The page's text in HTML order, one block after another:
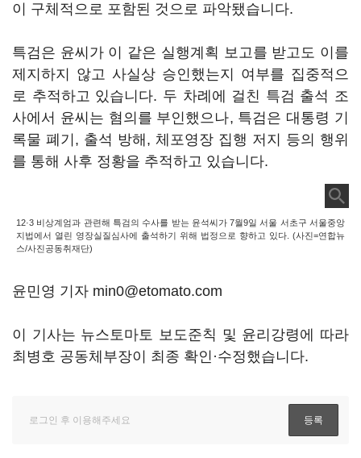
이 구체적으로 포함된 것으로 파악됐습니다.
특검은 윤씨가 이 같은 실행계획 보고를 받고도 이를
제지하지 않고 사실상 승인했는지 여부를 집중적으
로 추적하고 있습니다. 두 차례에 걸친 특검 출석 조
사에서 윤씨는 혐의를 부인했으나, 특검은 대통령 기
록물 폐기, 출석 방해, 체포영장 집행 저지 등의 행위
를 통해 사후 정황을 추적하고 있습니다.
12·3 비상계엄과 관련해 특검의 수사를 받는 윤석씨가 7월9일 서울 서초구 서울중앙
지법에서 열린 영장실질심사에 출석하기 위해 법정으로 향하고 있다. (사진=연합뉴
스/사진공동취재단)
윤민영 기자 min0@etomato.com
이 기사는 뉴스토마토 보도준칙 및 윤리강령에 따라
최병호 공동체부장이 최종 확인·수정했습니다.